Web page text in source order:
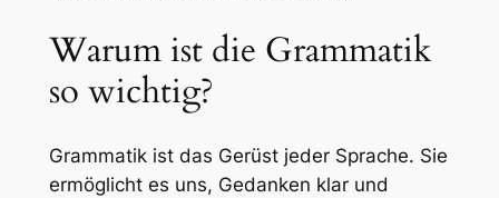
Warum ist die Grammatik
so wichtig?
Grammatik ist das Gerüst jeder Sprache. Sie
ermöglicht es uns, Gedanken klar und